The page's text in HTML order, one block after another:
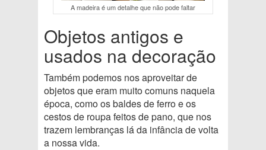
A madeira é um detalhe que não pode faltar
Objetos antigos e
usados na decoração
Também podemos nos aproveitar de
objetos que eram muito comuns naquela
época, como os baldes de ferro e os
cestos de roupa feitos de pano, que nos
trazem lembranças lá da infância de volta
a nossa vida.